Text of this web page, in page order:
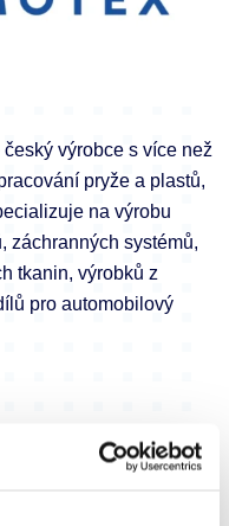
výrobce s více než
pryže a plastů,
na výrobu
záchranných systémů,
tkanin, výrobků z
pro automobilový